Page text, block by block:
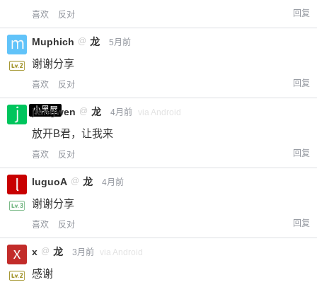
喜欢 反对 回复
Muphich @ 龙 5月前
谢谢分享
喜欢 反对 回复
小黑屋
jiangwen @ 龙 4月前 via Android
放开B君，让我来
喜欢 反对 回复
luguoA @ 龙 4月前
谢谢分享
喜欢 反对 回复
x @ 龙 3月前 via Android
感谢